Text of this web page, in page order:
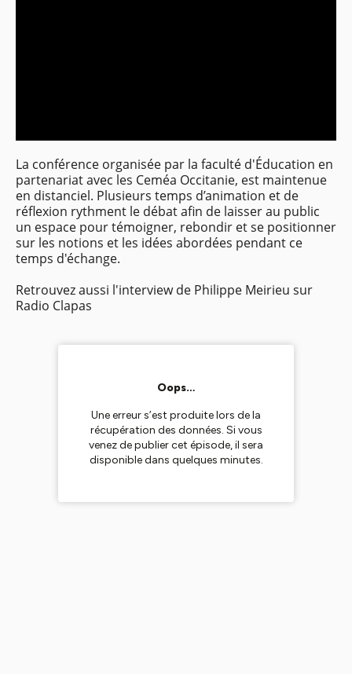
La conférence organisée par la faculté d'Éducation en
partenariat avec les Ceméa Occitanie, est maintenue
en distanciel. Plusieurs temps d’animation et de
réflexion rythment le débat afin de laisser au public
un espace pour témoigner, rebondir et se positionner
sur les notions et les idées abordées pendant ce
temps d'échange.
Retrouvez aussi l'interview de Philippe Meirieu sur
Radio Clapas